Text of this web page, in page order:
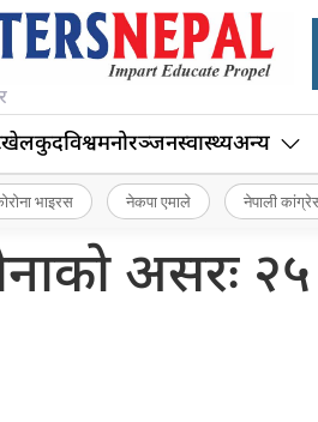
खेलकुदविश्वमनोरञ्जनस्वास्थ्यअन्य
भाइरस नेकपा एमाले नेपाली
असरः